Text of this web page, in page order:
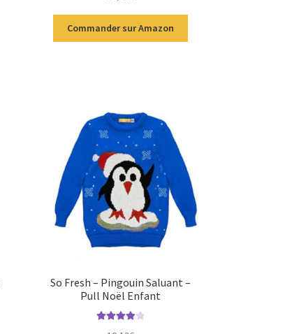
Commander sur Amazon
So Fresh – Pingouin Saluant –
Pull Noël Enfant